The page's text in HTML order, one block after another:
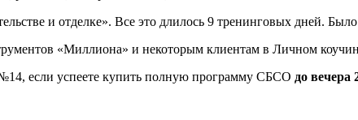
и отделке». Все это длилось 9 тренинговых дней.
«Миллиона» и некоторым клиентам в Личном
№14, если успеете купить полную программу СБСО до вечера